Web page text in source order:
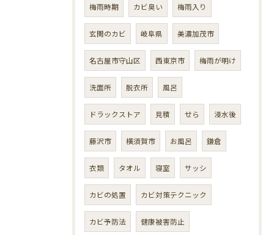
梅雨時期 カビ臭い 梅雨入り
玄関のカビ 岐阜県 美濃加茂市
名古屋市守山区 西東京市 梅雨が明け
洗面所 脱衣所 風呂
ドラックストア 見積 せら 浸水後
藤沢市 横須賀市 お風呂 鎌倉
衣類 タオル 寝室 サッシ
カビの処置 カビ対策テクニック
カビ予防法 健康被害防止